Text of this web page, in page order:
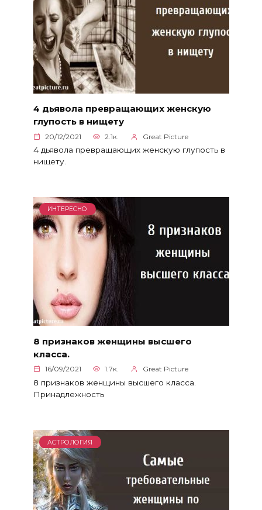
4 дьявола превращающих женскую
глупость в нищету
20/12/2021 2.1к. Great Picture
4 дьявола превращающих женскую глупость в
нищету.
ИНТЕРЕСНО
8 признаков женщины высшего
класса.
16/09/2021 1.7к. Great Picture
8 признаков женщины высшего класса.
Принадлежность
АСТРОЛОГИЯ